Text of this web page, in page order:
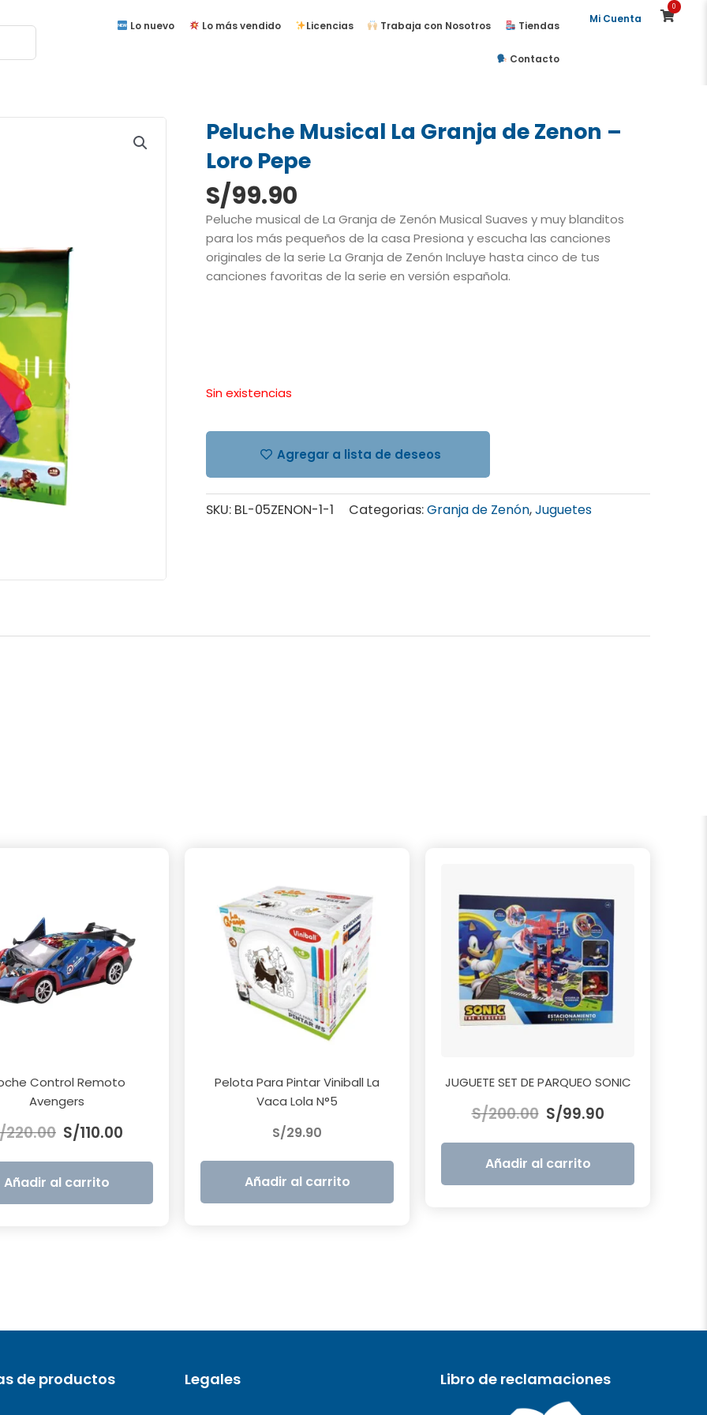
Lo nuevo Lo más vendido Licencias Trabaja con Nosotros Tiendas
Contacto
Mi Cuenta
0
Peluche Musical La Granja de Zenon –
Loro Pepe
S/99.90
Peluche musical de La Granja de Zenón Musical Suaves y muy blanditos
para los más pequeños de la casa Presiona y escucha las canciones
originales de la serie La Granja de Zenón Incluye hasta cinco de tus
canciones favoritas de la serie en versión española.
Sin existencias
Agregar a lista de deseos
SKU: BL-05ZENON-1-1 Categorias:Granja de Zenón,Juguetes
Control Remoto
Avengers
220.00 precio
original
era:
S/110.00
actual
S/110.00.
Añadir al carrito
Pelota Para Pintar Viniball La
Vaca Lola N°5
S/29.90
Añadir al carrito
JUGUETE SET DE PARQUEO SONIC
S/200.00 precio
original
era:
S/99.90precio
actual
S/99.90.
Añadir al carrito
de productos Legales Libro de reclamaciones